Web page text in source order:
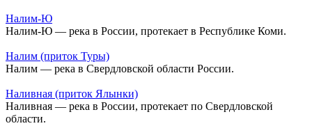
Налим-Ю
Налим-Ю — река в России, протекает в Республике Коми.
Налим (приток Туры)
Налим — река в Свердловской области России.
Наливная (приток Ялынки)
Наливная — река в России, протекает по Свердловской
области.